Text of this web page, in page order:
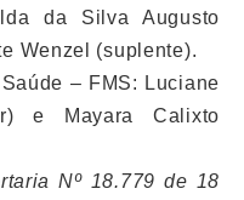
da Silva Augusto
Wenzel (suplente).
– FMS: Luciane
e Mayara Calixto
Nº 18.779 de 18